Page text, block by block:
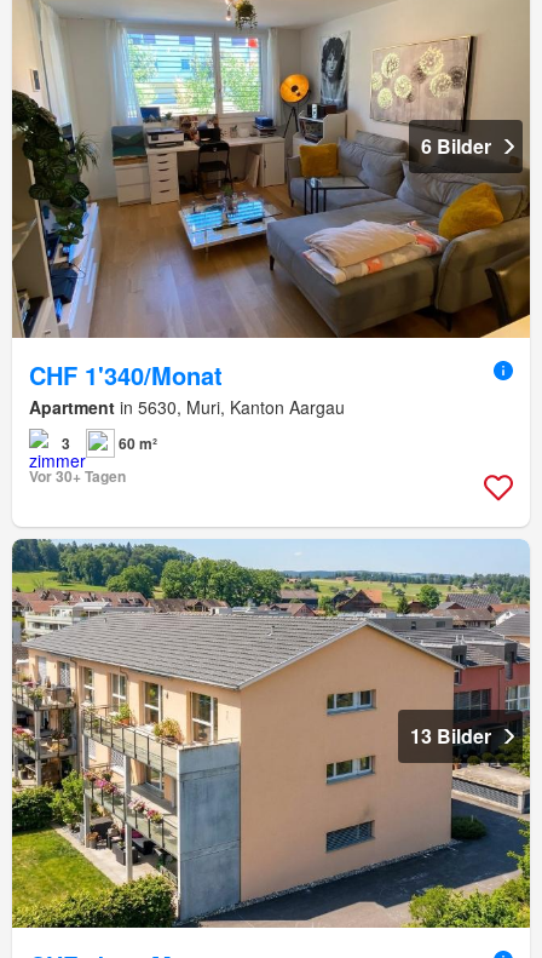
6 Bilder
CHF 1'340/Monat
Apartment in 5630, Muri, Kanton Aargau
3
60 m²
Vor 30+ Tagen
13 Bilder